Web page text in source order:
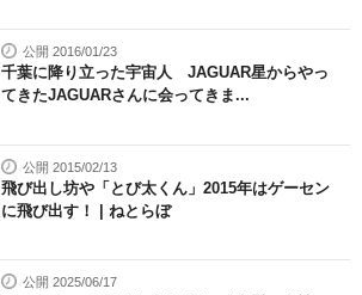
公開 2016/01/23
千葉に降り立った宇宙人 JAGUAR星からやっ
てきたJAGUARさんに会ってきま...
公開 2015/02/13
飛び出し坊や「とび太くん」2015年はゲーセン
に飛び出す！ | ねとらぼ
公開 2025/06/17